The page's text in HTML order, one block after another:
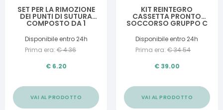
SET PER LA RIMOZIONE
DEI PUNTI DI SUTURA
COMPOSTO DA 1
COMPRESSE DI GARZA
DI COTONE
Disponibile entro 24h
Prima era: €4.36
€ 6.20
VAI AL PRODOTTO
KIT REINTEGRO
CASSETTA PRONTO
SOCCORSO GRUPPO C
Disponibile entro 24h
Prima era: €34.54
€ 39.00
VAI AL PRODOTTO